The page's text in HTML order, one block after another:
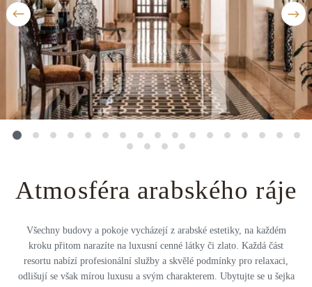
Atmosféra arabského ráje
Všechny budovy a pokoje vycházejí z arabské estetiky, na každém
kroku přitom narazíte na luxusní cenné látky či zlato. Každá část
resortu nabízí profesionální služby a skvělé podmínky pro relaxaci,
odlišují se však mírou luxusu a svým charakterem. Ubytujte se u šejka
Všechny destinace
Private jet
Golfová dovolená
Dovolená na pláži
Prodloužený víkend
Privátní vily
Uganda
Island
Botswana
Všechny destinace